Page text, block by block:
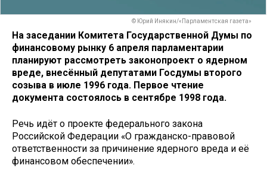
© Юрий Инякин/«Парламентская газета»
На заседании Комитета Государственной Думы по
финансовому рынку 6 апреля парламентарии
планируют рассмотреть законопроект о ядерном
вреде, внесённый депутатами Госдумы второго
созыва в июле 1996 года. Первое чтение
документа состоялось в сентябре 1998 года.
Речь идёт о проекте федерального закона
Российской Федерации «О гражданско-правовой
ответственности за причинение ядерного вреда и её
финансовом обеспечении».